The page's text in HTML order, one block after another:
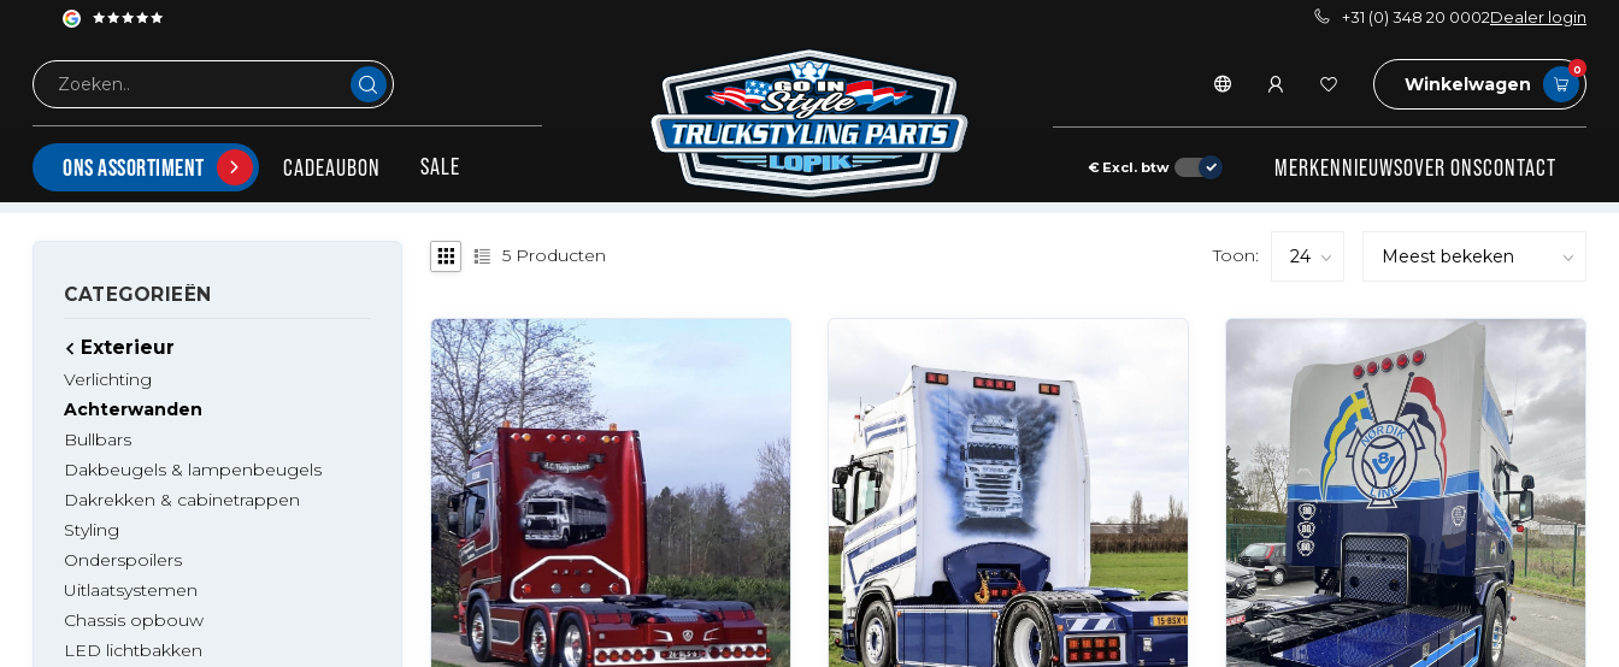
+31 (0) 348 20 0002Dealer login
Winkelwagen
0
ONS ASSORTIMENT CADEAUBON SALE € Excl. btw MERKENNIEUWSOVER ONSCONTACT
POLYESTER ACHTERWANDEN VOOR SCANIA R & NEXTGEN EN VOLVO FH4
Deze achterwanden worden compleet met steunen geleverd maar zonder gaten voor verlichting.
CATEGORIEËN
Exterieur
Verlichting
Achterwanden
Bullbars
Dakbeugels & lampenbeugels
Dakrekken & cabinetrappen
Styling
Onderspoilers
Uitlaatsystemen
Chassis opbouw
LED lichtbakken
5 Producten Toon: